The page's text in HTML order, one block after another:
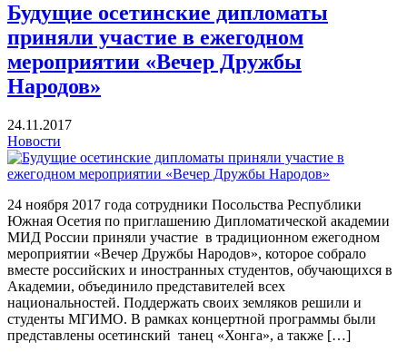
Будущие осетинские дипломаты
приняли участие в ежегодном
мероприятии «Вечер Дружбы
Народов»
24.11.2017
Новости
24 ноября 2017 года сотрудники Посольства Республики
Южная Осетия по приглашению Дипломатической академии
МИД России приняли участие в традиционном ежегодном
мероприятии «Вечер Дружбы Народов», которое собрало
вместе российских и иностранных студентов, обучающихся в
Академии, объединило представителей всех
национальностей. Поддержать своих земляков решили и
студенты МГИМО. В рамках концертной программы были
представлены осетинский танец «Хонга», а также […]